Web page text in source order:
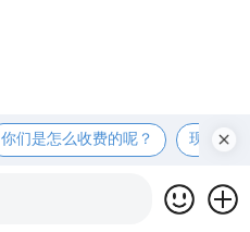
你们是怎么收费的呢？ 现在有